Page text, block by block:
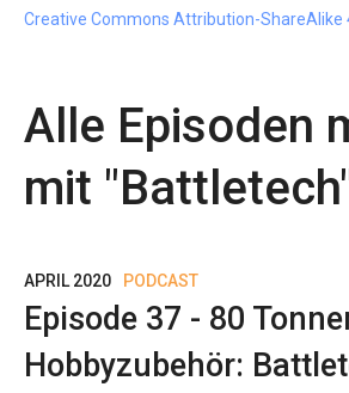
Creative Commons Attribution-ShareAlike
Alle Episoden
mit "Battletech
APRIL 2020 PODCAST
Episode 37 - 80
Hobbyzubehör: